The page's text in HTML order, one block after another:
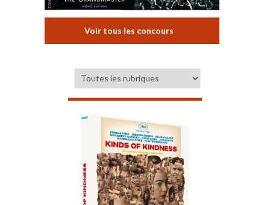
Voir tous les concours